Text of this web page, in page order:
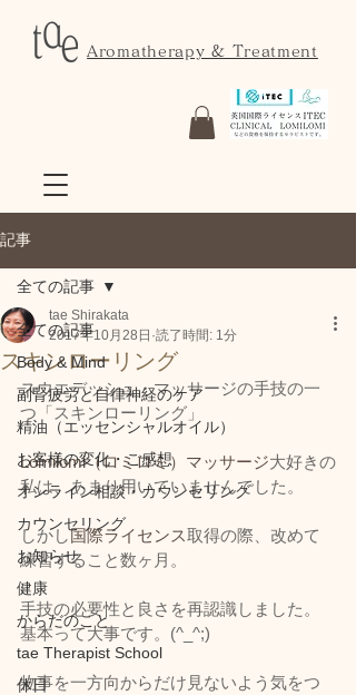
Aromatherapy & Treatment
記事
全ての記事
Body & Mind
副腎疲労と自律神経のケア
精油（エッセンシャルオイル）
お客様の変化・ご感想
オンライン相談・カウンセリング
カウンセリング
お知らせ
健康
からだのこと
tae Therapist School
休日
全ての記事
スキンローリング
tae Shirakata
2017年10月28日 読了時間: 1分
スウエデッシュ・マッサージの手技の一
つ「スキンローリング」
Lomilomi（ロミロミ）マッサージ大好きの
私は、あまり用いていませんでした。
しかし国際ライセンス取得の際、改めて
練習すること数ヶ月。
手技の必要性と良さを再認識しました。
基本って大事です。(^_^;)
物事を一方向からだけ見ないよう気をつ